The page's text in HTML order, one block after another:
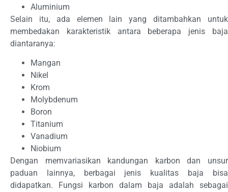
Aluminium
Selain itu, ada elemen lain yang ditambahkan untuk
membedakan karakteristik antara beberapa jenis baja
diantaranya:
Mangan
Nikel
Krom
Molybdenum
Boron
Titanium
Vanadium
Niobium
Dengan memvariasikan kandungan karbon dan unsur
paduan lainnya, berbagai jenis kualitas baja bisa
didapatkan. Fungsi karbon dalam baja adalah sebagai